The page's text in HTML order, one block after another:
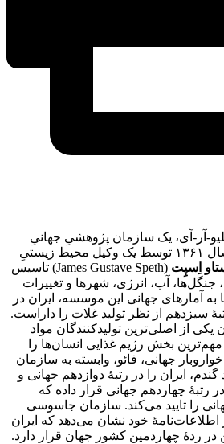
آر-آی، یک سازمان پژوهشیِ جهانیِ
غیرانتفاعی است که در سال ۱۳۶۱ توسط یک وکیل محیط زیستیِ
اِسپِت
(James Gustave Speth) تاسیس
آب، انرژی، شهرها و تغییرات
به آمارهای جهانی این موسسه، ایران در
رتبۀ سیزدهم از نظر تولید غلات را داراست.
یکی از اصلی‌ترین تولیدکنندگان مواد
بخش رژیم غذایی انسان‌ها را
جهانی، فائو، وابسته به سازمان
ایران را در رتبۀ دوازدهم جهانی و
در رتبۀ چهاردهم جهانی قرار داده که
را تایید می‌کند. سازمان جاسوسی
اطلاعات‌نامۀ خود نشان می‌دهد که ایران
در ردۀ چهاردمین کشور جهان قرار دارد.